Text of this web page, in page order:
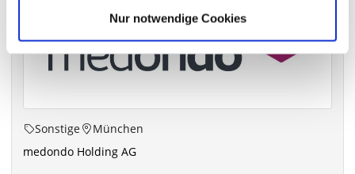
Nur notwendige Cookies
Sonstige
München
medondo Holding AG